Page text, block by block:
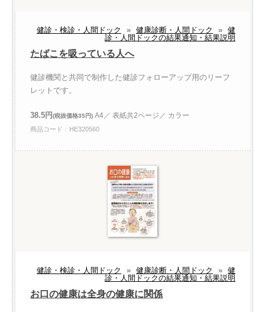
健診・検診・人間ドック » 健康診断・人間ドック » 健
診・人間ドックの結果通知・結果説明
たばこを吸っている人へ
健診機関と共同で制作した健診フォローアップ用のリーフ
レットです。
38.5円(税抜価格35円) A4／ 表紙共2ページ／ カラー
商品コード：HE320560
健診・検診・人間ドック » 健康診断・人間ドック » 健
診・人間ドックの結果通知・結果説明
お口の健康は全身の健康に関係